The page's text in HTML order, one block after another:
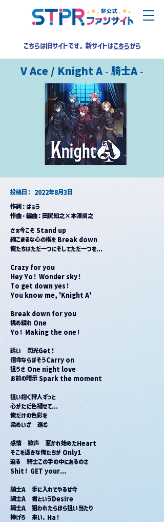
こちらは旧サイトです。新サイトはこちらから
V Ace / Knight A - 騎士A -
​投稿日： 2022年8月3日
作詞：ばぁう
作曲・編曲：田尻知之×本澤尚之
さぁ今こそ Stand up
縮こまるな心の楔を Break down
俺たちはただ一つにそしてただ一つを...
Crazy for you
Hey Yo！ Wonder sky！
To get down yes！
You know me, 'Knight A'
Break down for you
挑め綴れ One
Yo！ Making the one！
誘い　閃光Get！
宿命ならばそうCarry on
狙うさ One night love
お前の暗示 Spark the moment
狙い抱く狩人ずっと
心がただ色褪せて...
俺だけの色彩を
染めいざ　進む
感情　歓声　惹かれ始めたHeart
そこを退きな俺たちが Only1
迫る　騎士この手の中にあるのさ
Shit！ GET your...
騎士A　手に入れてやるぜ今
騎士A　君というDesire
騎士A　狙われたらほら狙い当たり
捧げろ　来い、Ha！